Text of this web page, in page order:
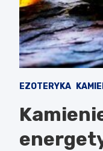
EZOTERYKA